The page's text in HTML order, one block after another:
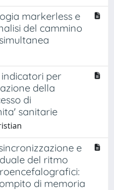
markerless e
del cammino
per
della
di
sanitarie
e
del ritmo
di memoria